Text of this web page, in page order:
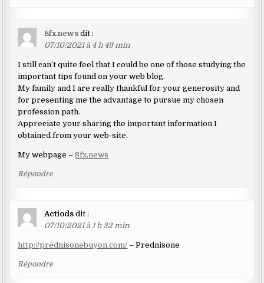
8fx.news dit :
07/10/2021 à 4 h 49 min
I still can’t quite feel that I could be one of those studying the
important tips found on your web blog.
My family and I are really thankful for your generosity and
for presenting me the advantage to pursue my chosen
profession path.
Appreciate your sharing the important information I
obtained from your web-site.
My webpage –8fx.news
Répondre
Actiods dit :
07/10/2021 à 1 h 32 min
http://prednisonebuyon.com/ – Prednisone
Répondre